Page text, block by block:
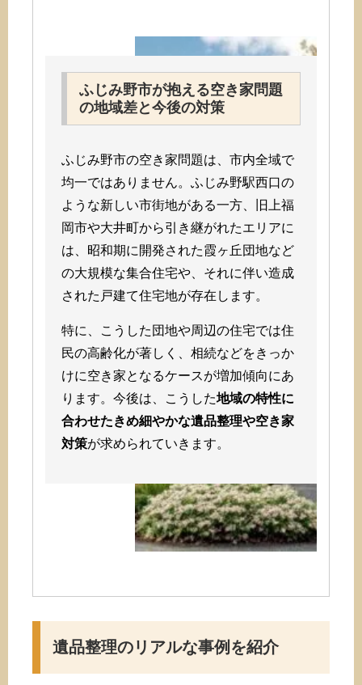
ふじみ野市が抱える空き家問題
の地域差と今後の対策
ふじみ野市の空き家問題は、市内全域で
均一ではありません。ふじみ野駅西口の
ような新しい市街地がある一方、旧上福
岡市や大井町から引き継がれたエリアに
は、昭和期に開発された霞ヶ丘団地など
の大規模な集合住宅や、それに伴い造成
された戸建て住宅地が存在します。
特に、こうした団地や周辺の住宅では住
民の高齢化が著しく、相続などをきっか
けに空き家となるケースが増加傾向にあ
ります。今後は、こうした地域の特性に
合わせたきめ細やかな遺品整理や空き家
対策が求められていきます。
遺品整理のリアルな事例を紹介